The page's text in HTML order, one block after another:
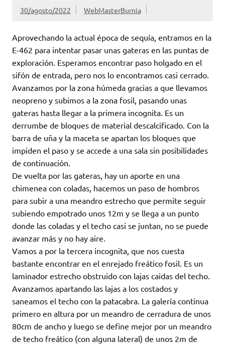
30/agosto/2022 WebMasterBurnia
Aprovechando la actual época de sequía, entramos en la
E-462 para intentar pasar unas gateras en las puntas de
exploración. Esperamos encontrar paso holgado en el
sifón de entrada, pero nos lo encontramos casi cerrado.
Avanzamos por la zona húmeda gracias a que llevamos
neopreno y subimos a la zona fosil, pasando unas
gateras hasta llegar a la primera incognita. Es un
derrumbe de bloques de material descalcificado. Con la
barra de uña y la maceta se apartan los bloques que
impiden el paso y se accede a una sala sin posibilidades
de continuación.
De vuelta por las gateras, hay un aporte en una
chimenea con coladas, hacemos un paso de hombros
para subir a una meandro estrecho que permite seguir
subiendo empotrado unos 12m y se llega a un punto
donde las coladas y el techo casi se juntan, no se puede
avanzar más y no hay aire.
Vamos a por la tercera incognita, que nos cuesta
bastante encontrar en el enrejado freático fosil. Es un
laminador estrecho obstruido con lajas caidas del techo.
Avanzamos apartando las lajas a los costados y
saneamos el techo con la patacabra. La galería continua
primero en altura por un meandro de cerradura de unos
80cm de ancho y luego se define mejor por un meandro
de techo freático (con alguna lateral) de unos 2m de